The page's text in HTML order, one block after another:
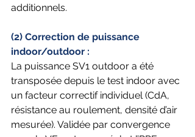
additionnels.
(2) Correction de puissance
indoor/outdoor :
La puissance SV1 outdoor a été
transposée depuis le test indoor avec
un facteur correctif individuel (CdA,
résistance au roulement, densité d’air
mesurée). Validée par convergence